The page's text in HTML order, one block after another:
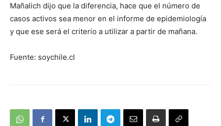
Mañalich dijo que la diferencia, hace que el número de
casos activos sea menor en el informe de epidemiología
y que ese será el criterio a utilizar a partir de mañana.
Fuente: soychile.cl